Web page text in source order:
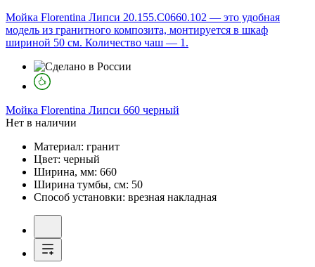
Мойка Florentina Липси 20.155.C0660.102 — это удобная
модель из гранитного композита, монтируется в шкаф
шириной 50 см. Количество чаш — 1.
Мойка Florentina Липси 660 черный
Нет в наличии
Материал: гранит
Цвет: черный
Ширина, мм: 660
Ширина тумбы, см: 50
Способ установки: врезная накладная